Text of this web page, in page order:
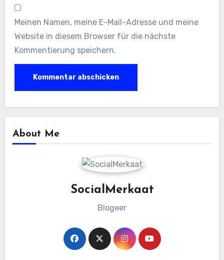
Meinen Namen, meine E-Mail-Adresse und meine
Website in diesem Browser für die nächste
Kommentierung speichern.
About Me
SocialMerkaat
Blogeer